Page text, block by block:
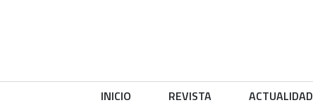
INICIO REVISTA ACTUALIDAD